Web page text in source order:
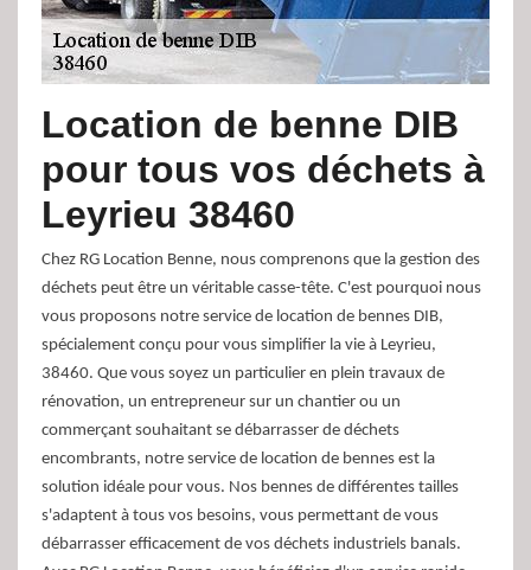
Location de benne DIB
pour tous vos déchets à
Leyrieu 38460
Chez RG Location Benne, nous comprenons que la gestion des
déchets peut être un véritable casse-tête. C'est pourquoi nous
vous proposons notre service de location de bennes DIB,
spécialement conçu pour vous simplifier la vie à Leyrieu,
38460. Que vous soyez un particulier en plein travaux de
rénovation, un entrepreneur sur un chantier ou un
commerçant souhaitant se débarrasser de déchets
encombrants, notre service de location de bennes est la
solution idéale pour vous. Nos bennes de différentes tailles
s'adaptent à tous vos besoins, vous permettant de vous
débarrasser efficacement de vos déchets industriels banals.